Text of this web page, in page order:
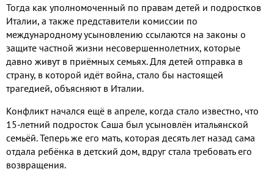
Тогда как уполномоченный по правам детей и подростков
Италии, а также представители комиссии по
международному усыновлению ссылаются на законы о
защите частной жизни несовершеннолетних, которые
давно живут в приёмных семьях. Для детей отправка в
страну, в которой идёт война, стало бы настоящей
трагедией, объясняют в Италии.
Конфликт начался ещё в апреле, когда стало известно, что
15-летний подросток Саша был усыновлён итальянской
семьёй. Теперь же его мать, которая десять лет назад сама
отдала ребёнка в детский дом, вдруг стала требовать его
возвращения.